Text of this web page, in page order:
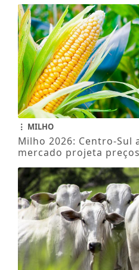
MILHO
Milho 2026: Centro-Sul
mercado projeta